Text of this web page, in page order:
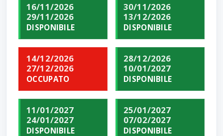
16/11/2026
29/11/2026
DISPONIBILE
30/11/2026
13/12/2026
DISPONIBILE
14/12/2026
27/12/2026
OCCUPATO
28/12/2026
10/01/2027
DISPONIBILE
11/01/2027
24/01/2027
DISPONIBILE
25/01/2027
07/02/2027
DISPONIBILE